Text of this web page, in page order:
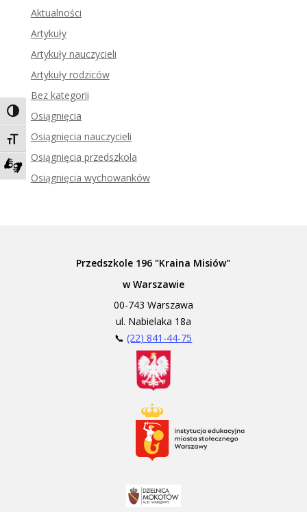
Toggle High Contrast
Toggle Font size
Zadzwoń do tłumacza języka migowego
Aktualności
Artykuły
Artykuły nauczycieli
Artykuły rodziców
Bez kategorii
Osiągnięcia
Osiągnięcia nauczycieli
Osiągnięcia przedszkola
Osiągnięcia wychowanków
Przedszkole 196 "Kraina Misiów"
w Warszawie
00-743 Warszawa
ul. Nabielaka 18a
📞(22) 841-44-75